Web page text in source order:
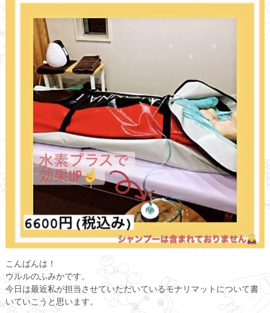
こんばんは！
ウルルのふみかです。
今日は最近私が担当させていただいているモナリマットについて書
いていこうと思います。